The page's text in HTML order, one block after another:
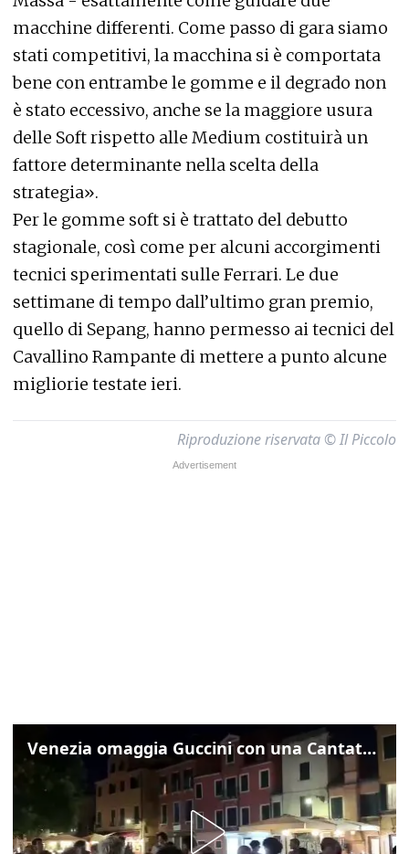
macchine differenti. Come passo di gara siamo
stati competitivi, la macchina si è comportata
bene con entrambe le gomme e il degrado non
è stato eccessivo, anche se la maggiore usura
delle Soft rispetto alle Medium costituirà un
fattore determinante nella scelta della
strategia».
Per le gomme soft si è trattato del debutto
stagionale, così come per alcuni accorgimenti
tecnici sperimentati sulle Ferrari. Le due
settimane di tempo dall’ultimo gran premio,
quello di Sepang, hanno permesso ai tecnici del
Cavallino Rampante di mettere a punto alcune
migliorie testate ieri.
Riproduzione riservata © Il Piccolo
Venezia omaggia Guccini con una Cantata Anarchica in campo Santa Margherita